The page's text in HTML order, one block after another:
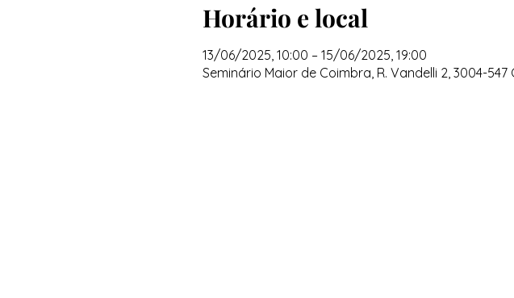
Horário e local
13/06/2025, 10:00 – 15/06/2025, 19:00
Seminário Maior de Coimbra, R. Vandelli 2, 3004-